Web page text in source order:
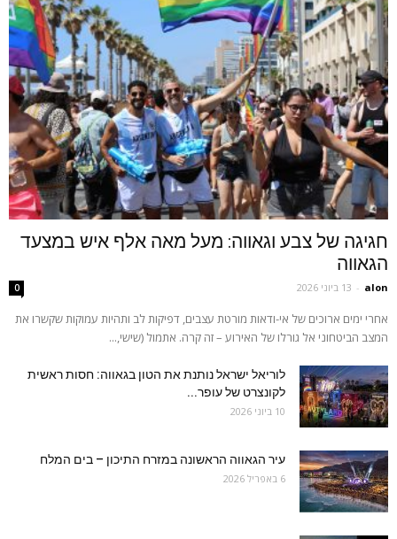
חגיגה של צבע וגאווה: מעל מאה אלף איש במצעד
הגאווה
alon
- 13 ביוני 2026 0
אחרי ימים ארוכים של אי-ודאות מורטת עצבים, דפיקות לב ותהיות עמוקות שקשרו את
המצב הביטחוני אל גורלו של האירוע – זה קרה. אתמול (שישי,...
לוריאל ישראל נותנת את הטון בגאווה: חסות ראשית
לקונצרט של עופר...
10 ביוני 2026
עיר הגאווה הראשונה במזרח התיכון – בים המלח
6 באפריל 2026